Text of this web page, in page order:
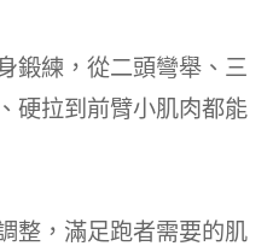
鍛練，從二頭彎舉、三
硬拉到前臂小肌肉都能
整，滿足跑者需要的肌